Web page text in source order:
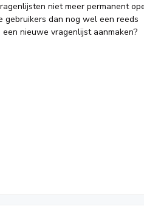
niet meer permanent
gebruikers dan nog wel een reeds
nieuwe vragenlijst aanmaken?